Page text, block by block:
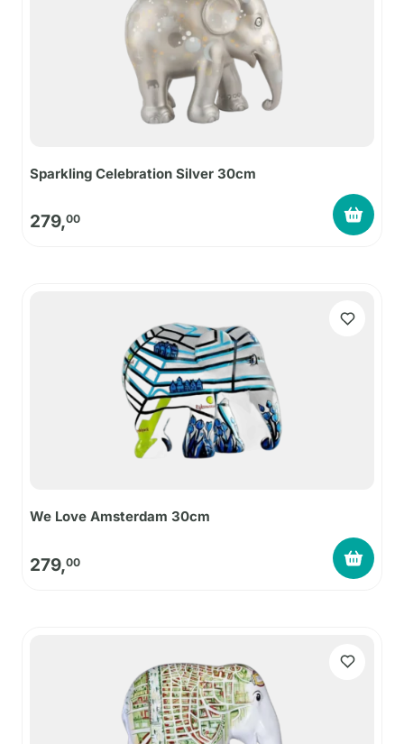
Sparkling Celebration Silver 30cm
279,00
We Love Amsterdam 30cm
279,00